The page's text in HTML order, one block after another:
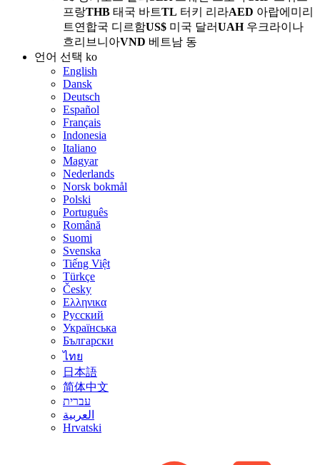
프랑THB 태국 바트TL 터키 리라AED 아랍에미리
트연합국 디르함US$ 미국 달러UAH우크라이나
흐리브니아VND 베트남 동
언어 선택 ko
English
Dansk
Deutsch
Español
Français
Indonesia
Italiano
Magyar
Nederlands
Norsk bokmål
Polski
Português
Română
Suomi
Svenska
Tiếng Việt
Türkçe
Česky
Ελληνικα
Русский
Українська
Български
ไทย
日本語
简体中文
עברית
العربية
Hrvatski